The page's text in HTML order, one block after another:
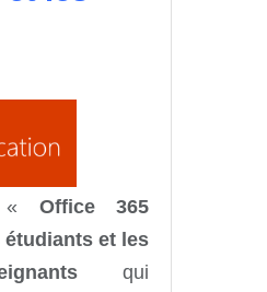
« Office 365
étudiants et les
qui